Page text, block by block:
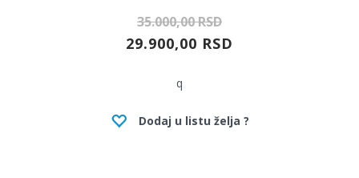
35.000,00 RSD
29.900,00 RSD
q
Dodaj u listu želja ?